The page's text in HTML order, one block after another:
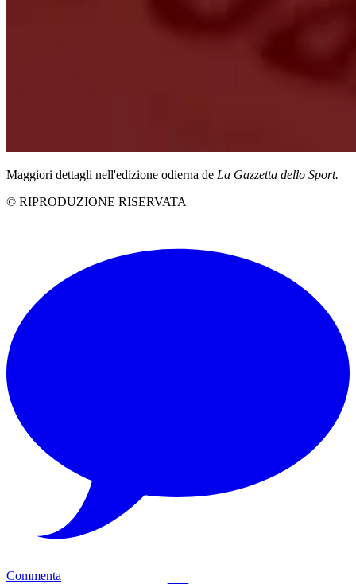
Maggiori dettagli nell'edizione odierna de La Gazzetta dello Sport.
© RIPRODUZIONE RISERVATA
Commenta